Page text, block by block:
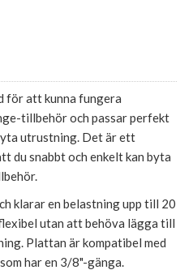
för att kunna fungera
tillbehör och passar perfekt
utrustning. Det är ett
du snabbt och enkelt kan byta
klarar en belastning upp till 20
utan att behöva lägga till
Plattan är kompatibel med
har en 3/8"-gänga.